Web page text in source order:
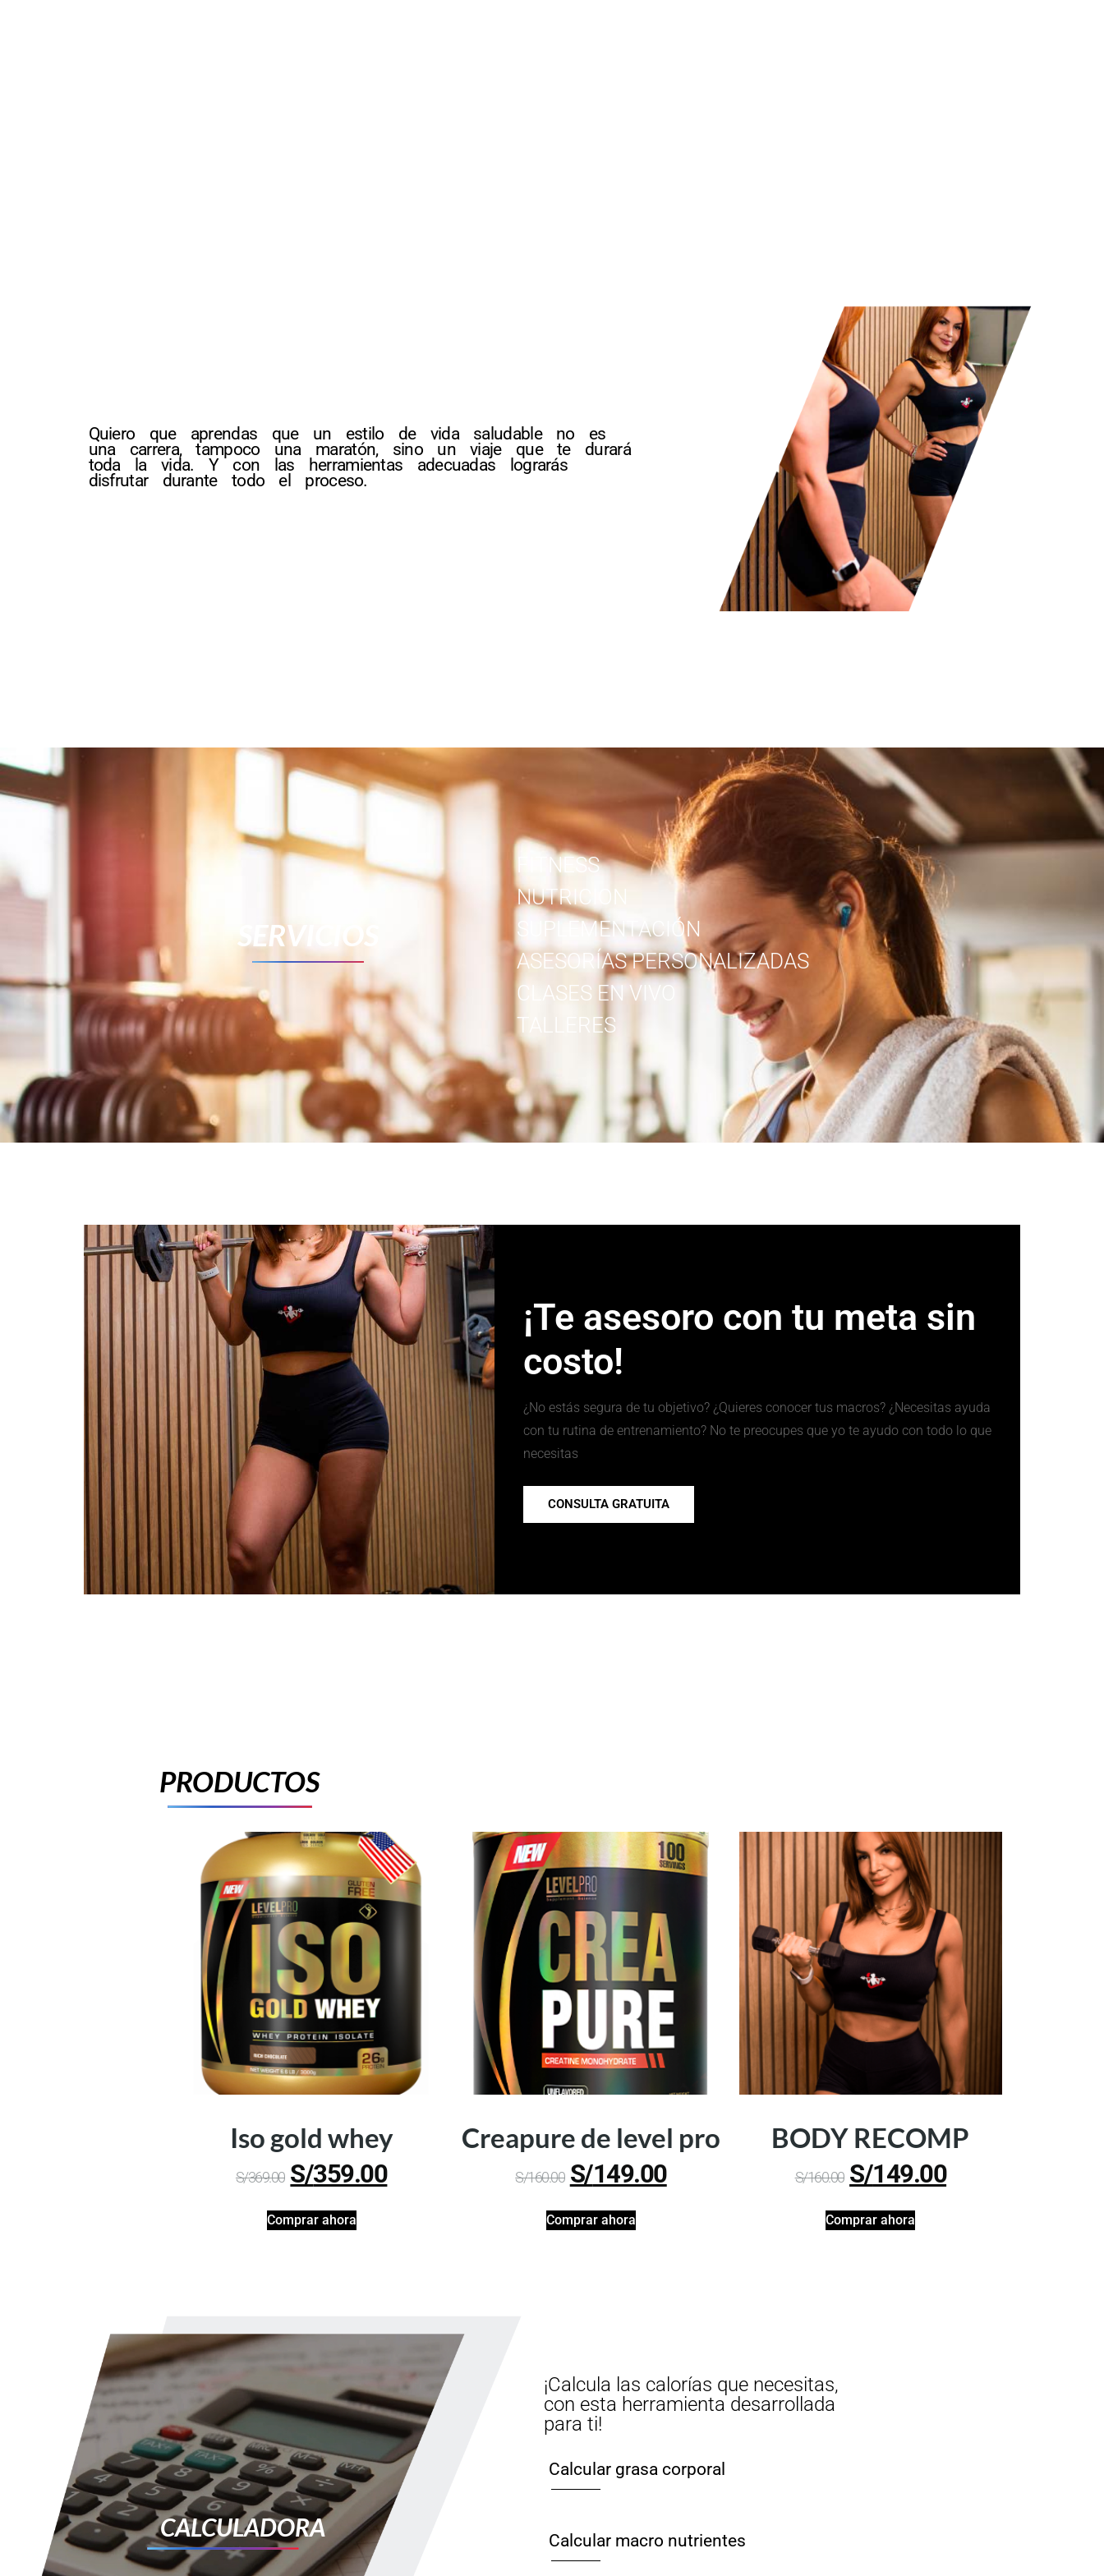
Quiero que aprendas que un estilo de vida saludable no es
una carrera, tampoco una maratón, sino un viaje que te durará
toda la vida. Y con las herramientas adecuadas lograrás
disfrutar durante todo el proceso.
SERVICIOS
FITNESS
NUTRICION
SUPLEMENTACIÓN
ASESORÍAS PERSONALIZADAS
CLASES EN VIVO
TALLERES
¡Te asesoro con tu meta sin
costo!
¿No estás segura de tu objetivo? ¿Quieres conocer tus macros? ¿Necesitas ayuda
con tu rutina de entrenamiento? No te preocupes que yo te ayudo con todo lo que
necesitas
CONSULTA GRATUITA
PRODUCTOS
Iso gold whey
S/369.00 S/359.00
Comprar ahora
Creapure de level pro
S/160.00 S/149.00
Comprar ahora
BODY RECOMP
S/160.00 S/149.00
Comprar ahora
CALCULADORA
¡Calcula las calorías que necesitas,
con esta herramienta desarrollada
para ti!
Calcular grasa corporal
Calcular macro nutrientes